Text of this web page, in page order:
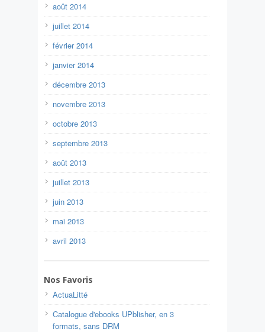
août 2014
juillet 2014
février 2014
janvier 2014
décembre 2013
novembre 2013
octobre 2013
septembre 2013
août 2013
juillet 2013
juin 2013
mai 2013
avril 2013
Nos Favoris
ActuaLitté
Catalogue d'ebooks UPblisher, en 3
formats, sans DRM